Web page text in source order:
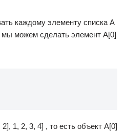
каждому элементу списка A
мы можем сделать элемент A[0]
1, 2, 3, 4] , то есть объект A[0]